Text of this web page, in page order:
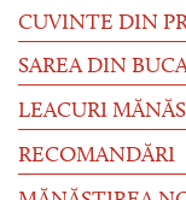
CUVINTE DIN
SAREA DIN
LEACURI
RECOMANDĂRI